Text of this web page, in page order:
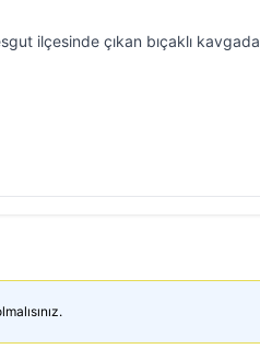
ilçesinde çıkan bıçaklı